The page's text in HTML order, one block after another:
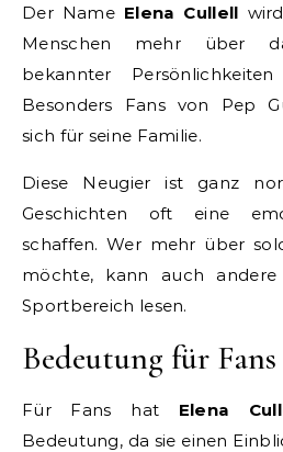
Der Name Elena Cullell
Menschen mehr über
bekannter
Besonders Fans von Pep
sich für seine Familie.
Diese Neugier ist ganz
Geschichten oft eine
schaffen. Wer mehr über
möchte, kann auch
Sportbereich lesen.
Bedeutung für
Für Fans hat Elena
Bedeutung, da sie einen